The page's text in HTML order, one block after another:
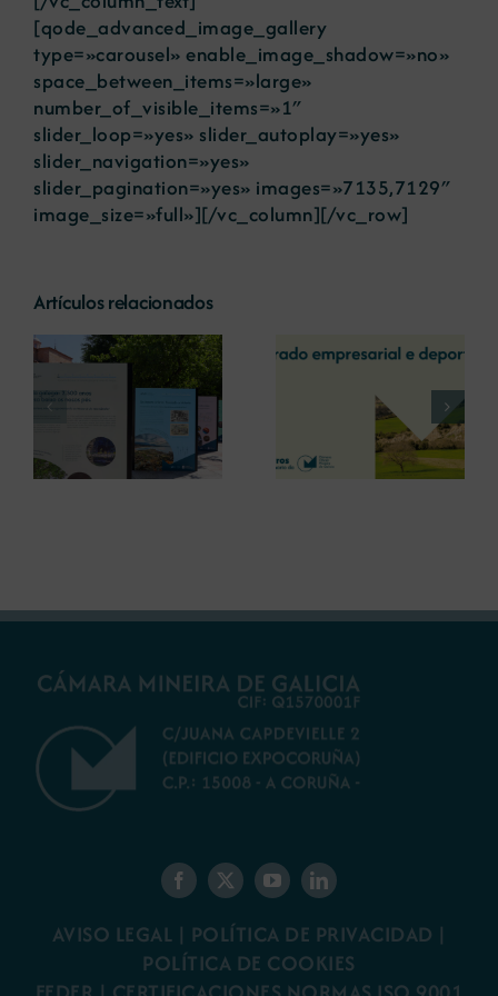
[qode_advanced_image_gallery
type=»carousel» enable_image_shadow=»no»
space_between_items=»large»
number_of_visible_items=»1″
slider_loop=»yes» slider_autoplay=»yes»
slider_navigation=»yes»
slider_pagination=»yes» images=»7135,7129″
image_size=»full»][/vc_column][/vc_row]
Artículos relacionados
La COMG reúne a
dos líderes
empresarias con
motivo de su
Centenario para
debatir sobre el
La OIPE y el
CRETUS
presentan las
últimas
innovaciones en
restauración
AVISO LEGAL | POLÍTICA DE PRIVACIDAD |
POLÍTICA DE COOKIES